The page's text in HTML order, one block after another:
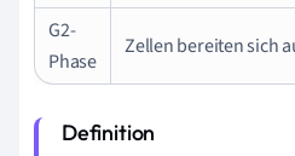
G2-
Phase
Zellen bereiten sich